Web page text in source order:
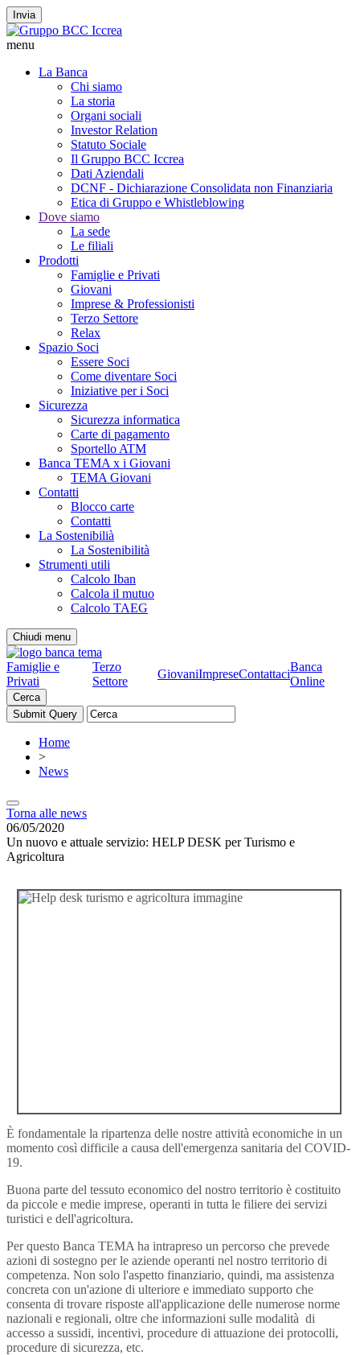
Invia
menu
La Banca
Chi siamo
La storia
Organi sociali
Investor Relation
Statuto Sociale
Il Gruppo BCC Iccrea
Dati Aziendali
DCNF - Dichiarazione Consolidata non Finanziaria
Etica di Gruppo e Whistleblowing
Dove siamo
La sede
Le filiali
Prodotti
Famiglie e Privati
Giovani
Imprese & Professionisti
Terzo Settore
Relax
Spazio Soci
Essere Soci
Come diventare Soci
Iniziative per i Soci
Sicurezza
Sicurezza informatica
Carte di pagamento
Sportello ATM
Banca TEMA x i Giovani
TEMA Giovani
Contatti
Blocco carte
Contatti
La Sostenibilià
La Sostenibilità
Strumenti utili
Calcolo Iban
Calcola il mutuo
Calcolo TAEG
Chiudi menu
Famiglie e
Privati
Terzo
Settore
GiovaniImpreseContattaci
Banca
Online
Cerca
Home
>
News
Torna alle news
06/05/2020
Un nuovo e attuale servizio: HELP DESK per Turismo e
Agricoltura
È fondamentale la ripartenza delle nostre attività economiche in un
momento così difficile a causa dell'emergenza sanitaria del COVID-
19.
Buona parte del tessuto economico del nostro territorio è costituito
da piccole e medie imprese, operanti in tutta le filiere dei servizi
turistici e dell'agricoltura.
Per questo Banca TEMA ha intrapreso un percorso che prevede
azioni di sostegno per le aziende operanti nel nostro territorio di
competenza. Non solo l'aspetto finanziario, quindi, ma assistenza
concreta con un'azione di ulteriore e immediato supporto che
consenta di trovare risposte all'applicazione delle numerose norme
nazionali e regionali, oltre che informazioni sulle modalità di
accesso a sussidi, incentivi, procedure di attuazione dei protocolli,
procedure di sicurezza, etc.